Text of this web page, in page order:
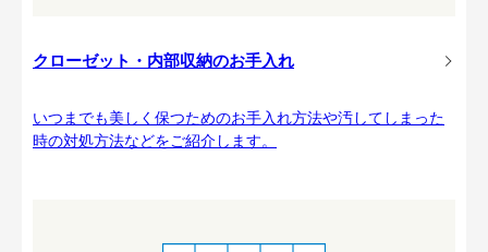
クローゼット・内部収納のお手入れ
いつまでも美しく保つためのお手入れ方法や汚してしまった
時の対処方法などをご紹介します。